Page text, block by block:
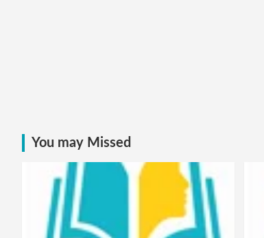
You may Missed